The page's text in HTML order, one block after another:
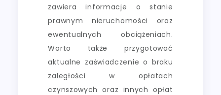
zawiera informacje o stanie
prawnym nieruchomości oraz
ewentualnych obciążeniach.
Warto także przygotować
aktualne zaświadczenie o braku
zaległości w opłatach
czynszowych oraz innych opłat